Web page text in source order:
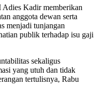
Kadir memberikan
anggota dewan serta
menjadi tunjangan
publik terhadap isu gaji
sekaligus
yang utuh dan tidak
tertulisnya, Rabu